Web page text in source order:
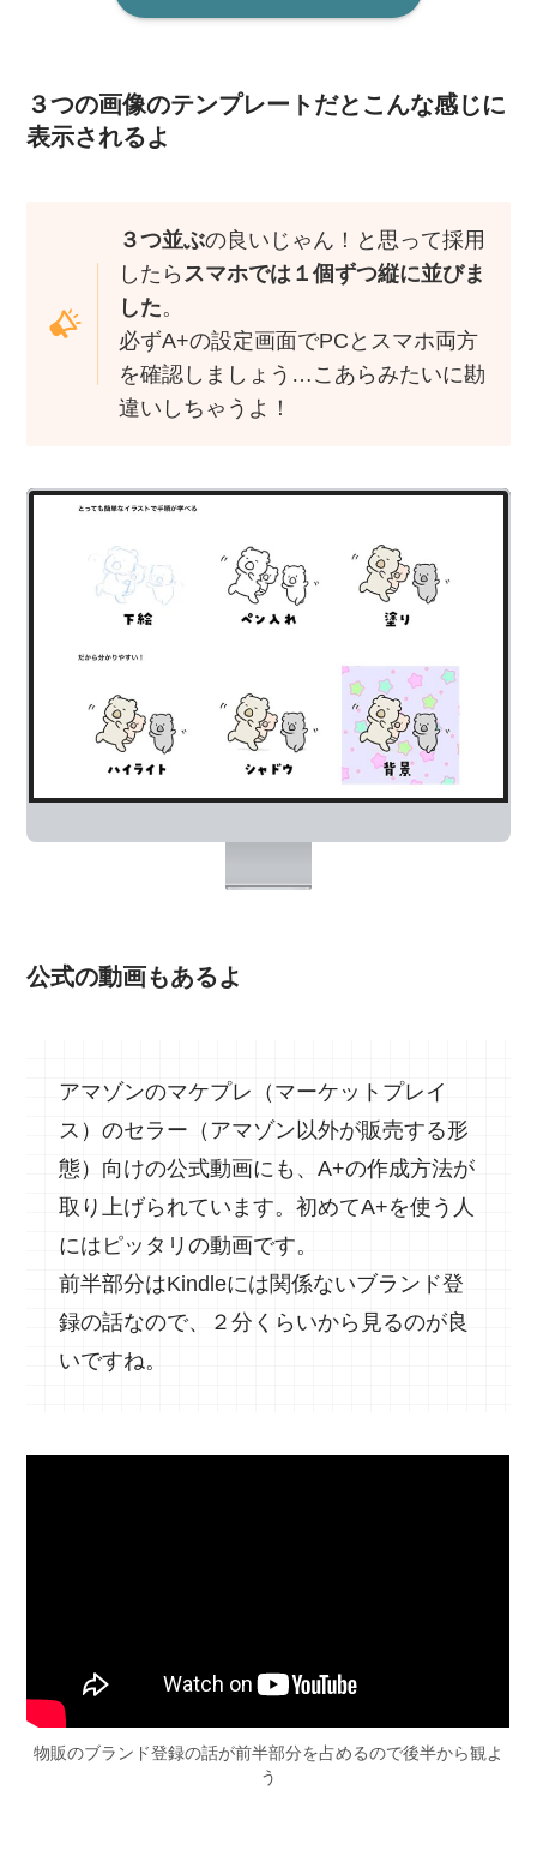
３つの画像のテンプレートだとこんな感じに
表示されるよ
３つ並ぶの良いじゃん！と思って採用
したら スマホでは１個ずつ縦に並びま
した。
必ずA+の設定画面でPCとスマホ両方
を確認しましょう…こあらみたいに勘
違いしちゃうよ！
公式の動画もあるよ
アマゾンのマケプレ（マーケットプレイ
ス）のセラー（アマゾン以外が販売する形
態）向けの公式動画にも、A+の作成方法が
取り上げられています。初めてA+を使う人
にはピッタリの動画です。
前半部分はKindleには関係ないブランド登
録の話なので、２分くらいから見るのが良
いですね。
物販のブランド登録の話が前半部分を占めるので後半から観よ
う